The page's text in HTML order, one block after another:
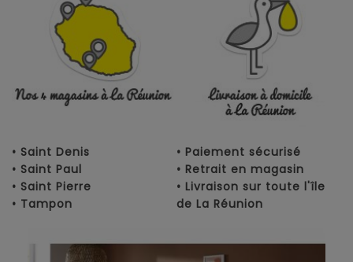
• Saint Denis
• Saint Paul
• Saint Pierre
• Tampon
• Paiement sécurisé
• Retrait en magasin
• Livraison sur toute l'île
de La Réunion